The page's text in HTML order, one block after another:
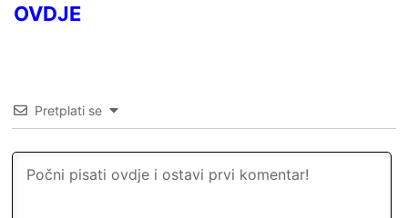
OVDJE
Pretplati se